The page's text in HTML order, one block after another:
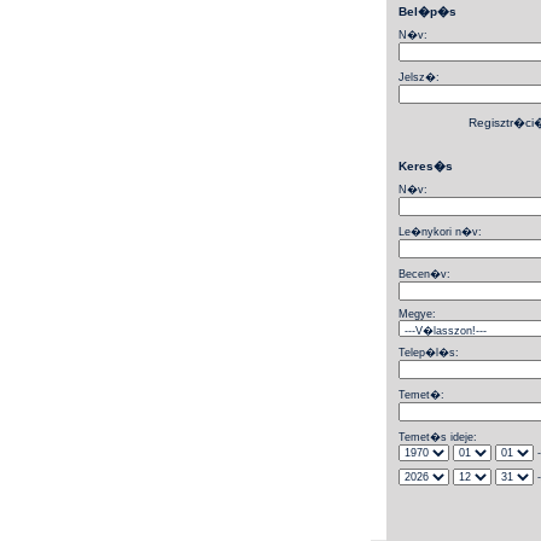
Bel�p�s
N�v:
Jelsz�:
Keres�s
N�v:
Le�nykori n�v:
Becen�v:
Megye:
Telep�l�s:
Temet�:
Temet�s ideje: